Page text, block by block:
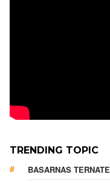
TRENDING TOPIC
BASARNAS TERNATE